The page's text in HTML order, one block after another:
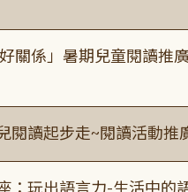
好關係」暑期兒童閱讀
閱讀起步走~閱讀活動推